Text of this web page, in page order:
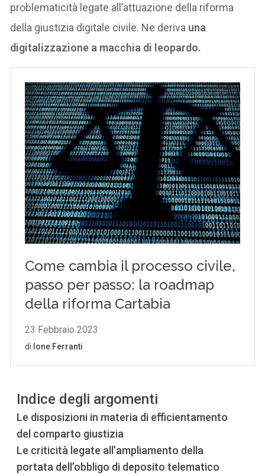
problematicità legate all’attuazione della riforma
della giustizia digitale civile. Ne deriva una
digitalizzazione a macchia di leopardo.
Indice degli argomenti
Le disposizioni in materia di efficientamento
del comparto giustizia
Le criticità legate all’ampliamento della
portata dell’obbligo di deposito telematico